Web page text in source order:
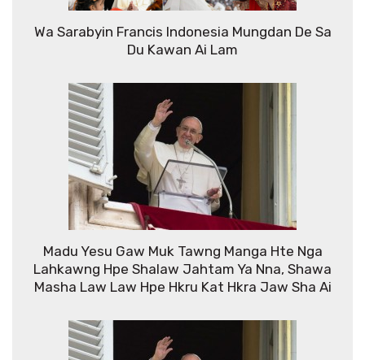
Wa Sarabyin Francis Indonesia Mungdan De Sa
Du Kawan Ai Lam
Madu Yesu Gaw Muk Tawng Manga Hte Nga
Lahkawng Hpe Shalaw Jahtam Ya Nna, Shawa
Masha Law Law Hpe Hkru Kat Hkra Jaw Sha Ai